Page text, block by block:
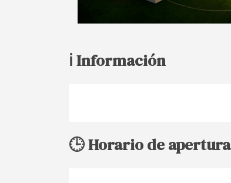
ℹ️ Información
🕒 Horario de apertura